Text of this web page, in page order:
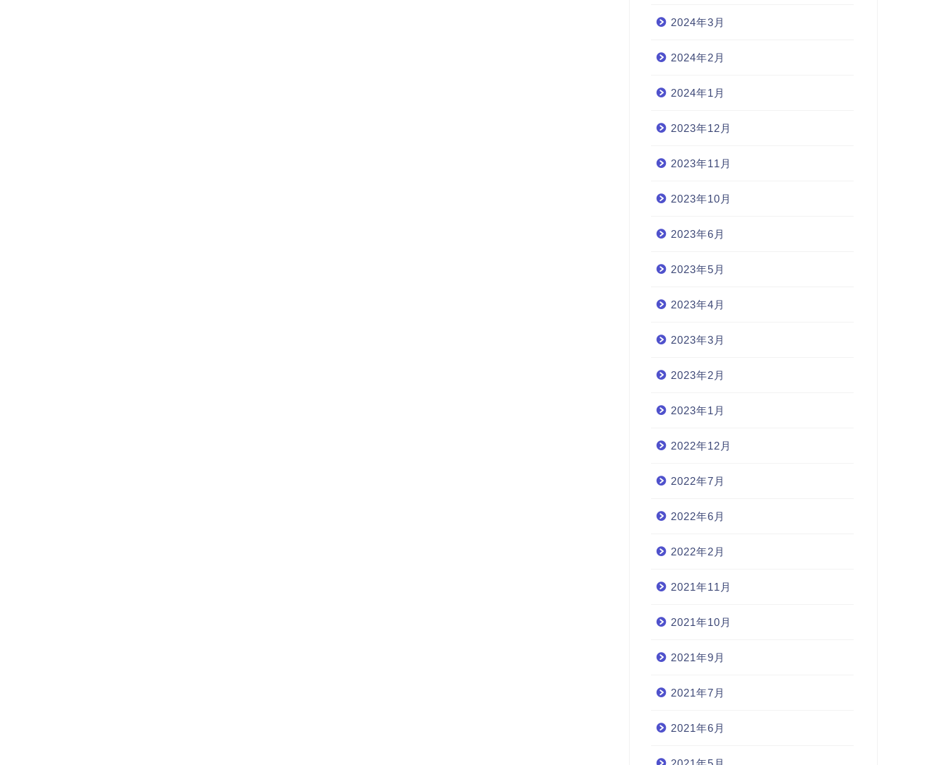
2024年3月
2024年2月
2024年1月
2023年12月
2023年11月
2023年10月
2023年6月
2023年5月
2023年4月
2023年3月
2023年2月
2023年1月
2022年12月
2022年7月
2022年6月
2022年2月
2021年11月
2021年10月
2021年9月
2021年7月
2021年6月